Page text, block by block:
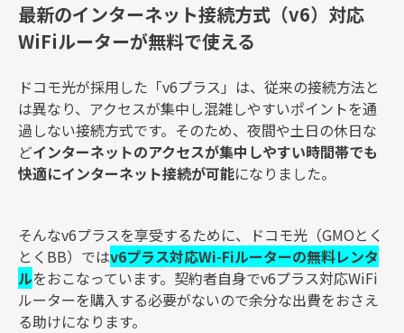
最新のインターネット接続方式（v6）対応
WiFiルーターが無料で使える
ドコモ光が採用した「v6プラス」は、従来の接続方法と
は異なり、アクセスが集中し混雑しやすいポイントを通
過しない接続方式です。そのため、夜間や土日の休日な
どインターネットのアクセスが集中しやすい時間帯でも
快適にインターネット接続が可能になりました。
そんなv6プラスを享受するために、ドコモ光（GMOとく
とくBB）ではv6プラス対応Wi-Fiルーターの無料レンタ
ルをおこなっています。契約者自身でv6プラス対応WiFi
ルーターを購入する必要がないので余分な出費をおさえ
る助けになります。